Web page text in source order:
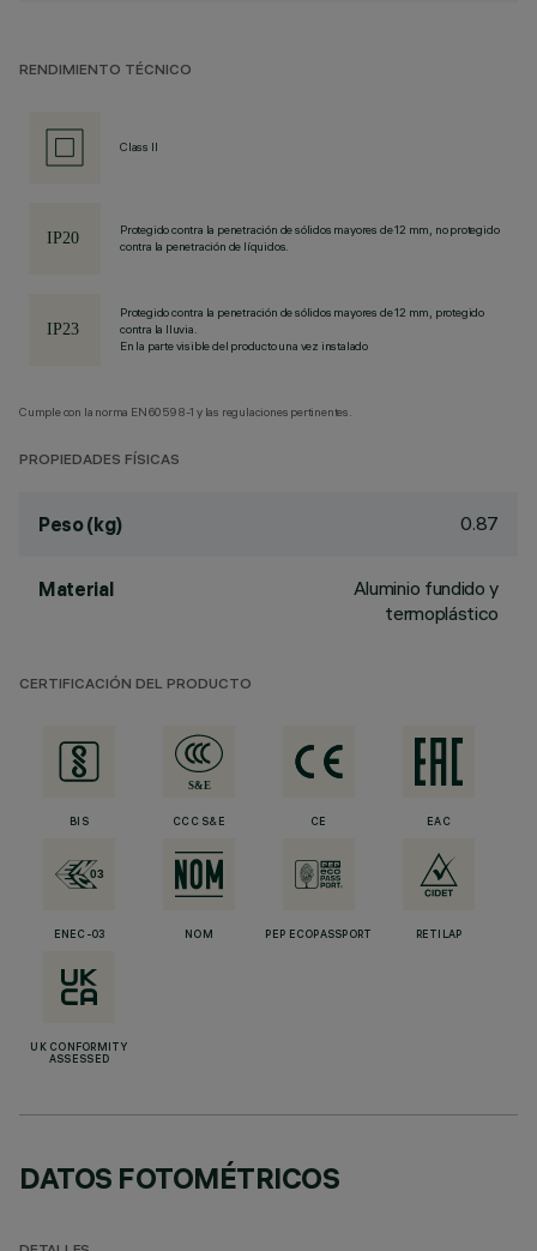
RENDIMIENTO TÉCNICO
Class II
Protegido contra la penetración de sólidos mayores de 12 mm, no protegido
contra la penetración de líquidos.
Protegido contra la penetración de sólidos mayores de 12 mm, protegido
contra la lluvia.
En la parte visible del producto una vez instalado
Cumple con la norma EN60598-1 y las regulaciones pertinentes.
PROPIEDADES FÍSICAS
Peso (kg) 0.87
Material
Aluminio fundido y
termoplástico
CERTIFICACIÓN DEL PRODUCTO
BIS CCC S&E CE EAC
ENEC-03 NOM PEP ECOPASSPORT RETILAP
UK CONFORMITY
ASSESSED
DATOS FOTOMÉTRICOS